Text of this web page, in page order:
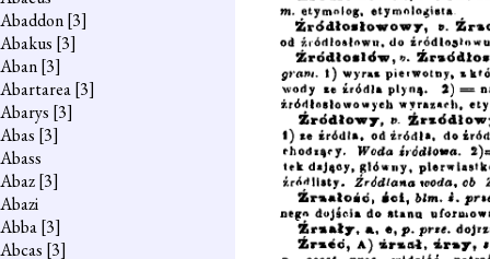
Abaddon[3]
Abakus [3]
Aban[3]
Abartarea[3]
Abarys [3]
Abas [3]
Abass
Abaz[3]
Abazi
Abba[3]
Abcas [3]